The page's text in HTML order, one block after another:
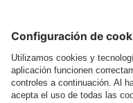
NOTICIAS
¡INFÓRMATE AHORA!
Liveticker
del
AUDI SUMMER TOUR
Resumen:
Así
FINAL DE LA
Victorias,
alcance
TRAS EL
El